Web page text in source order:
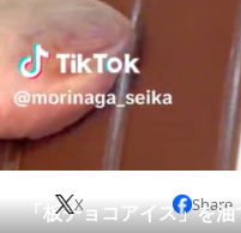
グルメ
住まい
動物
会員記事
「板チョコアイス」を
X Share